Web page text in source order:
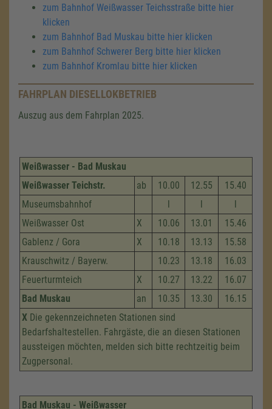
zum Bahnhof Weißwasser Teichsstraße bitte hier
klicken
zum Bahnhof Bad Muskau bitte hier klicken
zum Bahnhof Schwerer Berg bitte hier klicken
zum Bahnhof Kromlau bitte hier klicken
FAHRPLAN DIESELLOKBETRIEB
Auszug aus dem Fahrplan 2025.
Weißwasser - Bad Muskau
Weißwasser Teichstr.
ab 10.00 12.55
15.40
Museumsbahnhof
l l
l
Weißwasser Ost
X 10.06 13.01
15.46
Gablenz / Gora
X 10.18 13.13
15.58
Krauschwitz / Bayerw.
10.23 13.18
16.03
Feuerturmteich
X 10.27 13.22
16.07
Bad Muskau
an 10.35 13.30
16.15
X Die gekennzeichneten Stationen sind
Bedarfshaltestellen. Fahrgäste, die an diesen Stationen
aussteigen möchten, melden sich bitte rechtzeitig beim
Zugpersonal.
Bad Muskau - Weißwasser